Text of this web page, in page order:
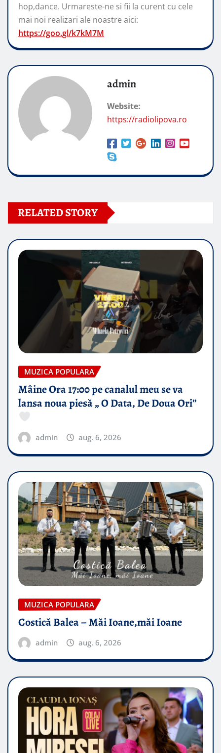
hop,dance. Urmareste-ne si fii la curent cu cele
mai noi realizari ale noastre aici:
https://goo.gl/k7kM7M
admin
Website:
https://radiolipova.ro
RELATED STORY
MUZICA POPULARA
Mâine Ora 17:00 pe canalul meu se va
lansa noua piesă „ O Data, De Doua Ori”
admin aug. 6, 2026
MUZICA POPULARA
Costică Balea – Măi Ioane,măi Ioane
admin aug. 6, 2026